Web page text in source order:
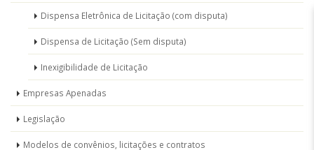
Dispensa Eletrônica de Licitação (com disputa)
Dispensa de Licitação (Sem disputa)
Inexigibilidade de Licitação
Empresas Apenadas
Legislação
Modelos de convênios, licitações e contratos